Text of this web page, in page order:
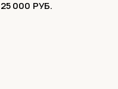
25 000 РУБ.